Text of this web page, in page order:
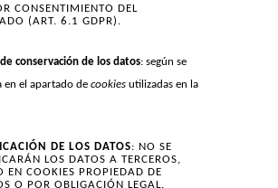
CONSENTIMIENTO DEL
(ART. 6.1 GDPR).
conservación de los datos: según se
en el apartado de cookies utilizadas en la
DE LOS DATOS: NO SE
LOS DATOS A TERCEROS,
EN COOKIES PROPIEDAD DE
O POR OBLIGACIÓN LEGAL.